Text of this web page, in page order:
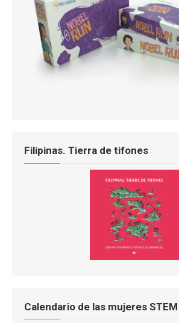
Filipinas. Tierra de tifones
Calendario de las mujeres STEM